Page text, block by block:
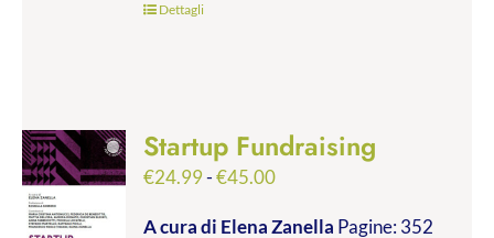
Dettagli
Startup Fundraising
€24.99-€45.00Fascia
prezzo:
A cura di Elena Zanella Pagine: 352